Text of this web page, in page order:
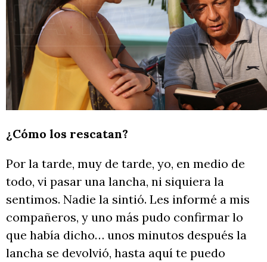
¿Cómo los rescatan?
Por la tarde, muy de tarde, yo, en medio de
todo, vi pasar una lancha, ni siquiera la
sentimos. Nadie la sintió. Les informé a mis
compañeros, y uno más pudo confirmar lo
que había dicho… unos minutos después la
lancha se devolvió, hasta aquí te puedo